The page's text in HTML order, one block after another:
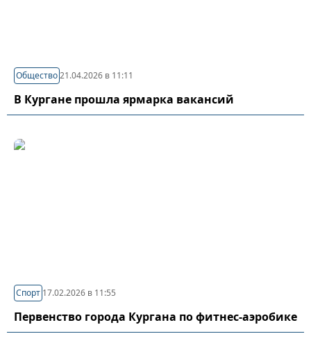
Общество21.04.2026 в 11:11
В Кургане прошла ярмарка вакансий
Спорт 17.02.2026 в 11:55
Первенство города Кургана по фитнес-аэробике